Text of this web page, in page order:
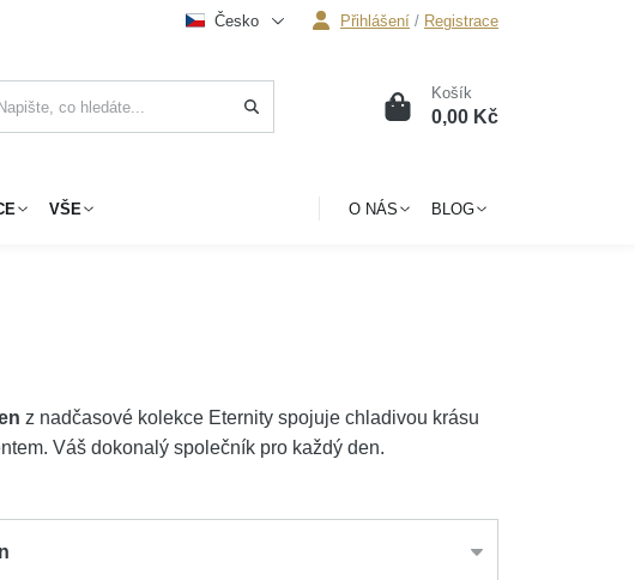
Česko Přihlášení / Registrace
0 Košík
0,00 Kč
VŠE O NÁS BLOG
z nadčasové kolekce Eternity spojuje chladivou krásu
Váš dokonalý společník pro každý den.